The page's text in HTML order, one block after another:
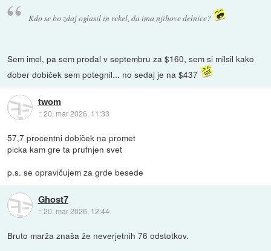
Kdo se bo zdaj oglasil in rekel, da ima njihove delnice?
Sem imel, pa sem prodal v septembru za $160, sem si milsil kako
dober dobiček sem potegnil... no sedaj je na $437
twom
::20. mar 2026, 11:33
57,7 procentni dobiček na promet
picka kam gre ta prufnjen svet
p.s. se opravičujem za grde besede
Ghost7
::20. mar 2026, 12:44
Bruto marža znaša že neverjetnih 76 odstotkov.